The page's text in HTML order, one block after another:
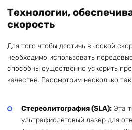
Технологии,
скорость
Для того чтобы достичь высокой
необходимо использовать
способны существенно ускорить
качестве. Рассмотрим несколько
Стереолитография (SLA): Эта
ультрафиолетовый лазер для